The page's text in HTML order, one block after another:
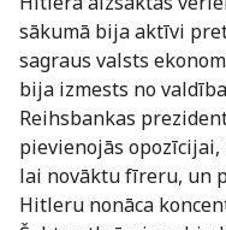
sākumā bija aktīvi
sagraus valsts
bija izmests no
Reihsbankas
pievienojās
lai novāktu fīreru, un
Hitleru nonāca